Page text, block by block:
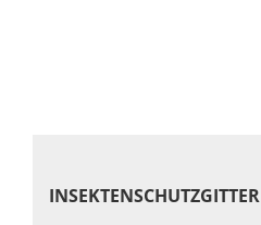
INSEKTENSCHUTZGITTER
INSEKTENSCHUTZGITTER